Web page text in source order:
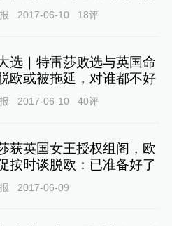
2017-06-10 18评
选｜特雷莎败选与英国命
欧或被拖延，对谁都不好
2017-06-10 40评
获英国女王授权组阁，欧
按时谈脱欧：已准备好了
2017-06-09